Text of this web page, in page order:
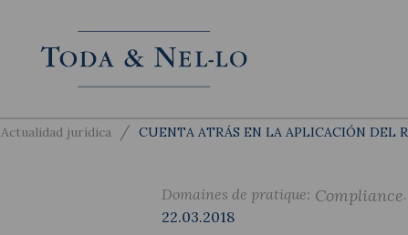
Actualidad jurídica / CUENTA ATRÁS EN LA APLICACIÓN DEL
Domaines de pratique: Compliance
22.03.2018